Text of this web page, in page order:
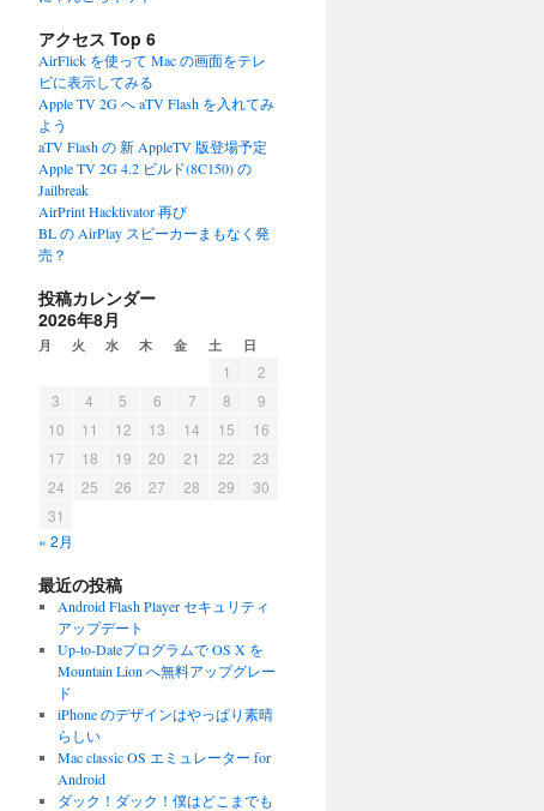
アクセス Top 6
AirFlick を使って Mac の画面をテレ
ビに表示してみる
Apple TV 2G へ aTV Flash を入れてみ
よう
aTV Flash の 新 AppleTV 版登場予定
Apple TV 2G 4.2 ビルド(8C150) の
Jailbreak
AirPrint Hacktivator 再び
BL の AirPlay スピーカーまもなく発
売？
投稿カレンダー
2026年8月
月 火 水 木 金 土 日
1
2
3
4 5 6 7 8
9
10
11 12 13 14 15
16
17
18 19 20 21 22
23
24
25 26 27 28 29
30
31
« 2月
最近の投稿
Android Flash Player セキュリティ
アップデート
Up-to-Dateプログラムで OS X を
Mountain Lion へ無料アップグレー
ド
iPhone のデザインはやっぱり素晴
らしい
Mac classic OS エミュレーター for
Android
ダック！ダック！僕はどこまでも